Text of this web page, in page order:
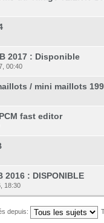
2017 : Disponible
00:40
/ mini maillots
fast editor
: DISPONIBLE
18:30
depuis: